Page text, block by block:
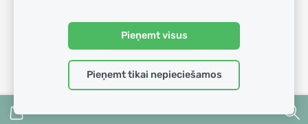
© 2023 GAISA PRIEKS SIA
Pieņemt visus
Pieņemt tikai nepieciešamos